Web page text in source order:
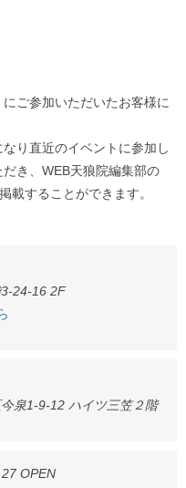
ご参加いただいたお客様に
り直近のイベントに参加し
き、WEB天狼院編集部の
載することができます。
24-16 2F
泉1-9-12 ハイツ三笠２階
OPEN